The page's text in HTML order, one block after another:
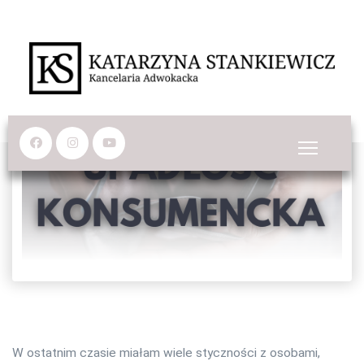
W ostatnim czasie miałam wiele styczności z osobami,